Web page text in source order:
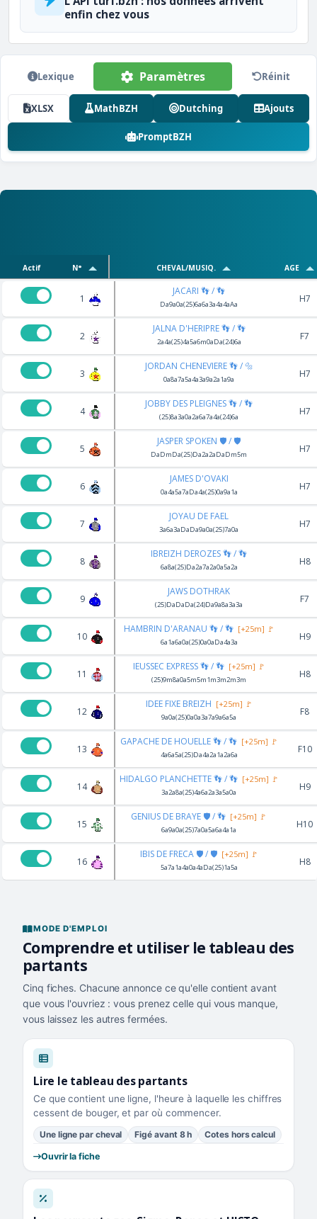
enfin chez vous
Lexique Paramètres Réinit
XLSX MathBZH Dutching Ajouts
PromptBZH
Actif N° CHEVAL/MUSIQ. AGE
1
JACARI 👣 / 👣
Da9a0a(25)6a6a3a4a4aAa H7
2
JALNA D'HERIPRE 👣 / 👣
2a4a(25)4a5a6m0aDa(24)6a F7
3
JORDAN CHENEVIERE 👣 / 🔩
0a8a7a5a4a3a9a2a1a9a H7
4
JOBBY DES PLEIGNES 👣 / 👣
(25)8a3a0a2a6a7a4a(24)6a H7
5
JASPER SPOKEN 🛡️ / 🛡️
DaDmDa(25)Da2a2aDaDm5m H7
6
JAMES D'OVAKI
0a4a5a7aDa4a(25)0a9a1a H7
7
JOYAU DE FAEL
3a6a3aDaDa9a0a(25)7a0a H7
8
IBREIZH DEROZES 👣 / 👣
6a8a(25)Da2a7a2a0a5a2a H8
9
JAWS DOTHRAK
(25)DaDaDa(24)Da9a8a3a3a F7
10
HAMBRIN D'ARANAU 👣 / 👣 [+25m] 🚩
6a1a6a0a(25)0a0aDa4a3a H9
11
IEUSSEC EXPRESS 👣 / 👣 [+25m] 🚩
(25)9m8a0a5m5m1m3m2m3m H8
12
IDEE FIXE BREIZH [+25m] 🚩
9a0a(25)0a0a3a7a9a6a5a F8
13
GAPACHE DE HOUELLE 👣 / 👣 [+25m] 🚩
4a6a5a(25)Da4a2a1a2a6a F10
14
HIDALGO PLANCHETTE 👣 / 👣 [+25m] 🚩
3a2a8a(25)4a6a2a3a5a0a H9
15
GENIUS DE BRAYE 🛡️ / 👣 [+25m] 🚩
6a9a0a(25)7a0a5a6a4a1a H10
16
IBIS DE FRECA 🛡️ / 🛡️ [+25m] 🚩
5a7a1a4a0a4aDa(25)1a5a H8
MODE D'EMPLOI
Comprendre et utiliser le tableau des
partants
Cinq fiches. Chacune annonce ce qu'elle contient avant
que vous l'ouvriez : vous prenez celle qui vous manque,
vous laissez les autres fermées.
Lire le tableau des partants
Ce que contient une ligne, l'heure à laquelle les chiffres
cessent de bouger, et par où commencer.
Une ligne par cheval Figé avant 8 h Cotes hors calcul
Ouvrir la fiche